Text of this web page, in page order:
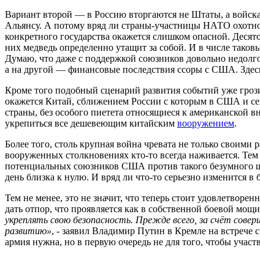
Вариант второй — в Россию вторгаются не Штаты, а
Альянсу. А потому вряд ли страны-участницы НАТО
конкретного государства окажется слишком опасной.
них медведь определенно утащит за собой. И в числе
Думаю, что даже с поддержкой союзников довольно
а на другой — финансовые последствия ссоры с США. Здесь
Кроме того подобный сценарий развития событий уже
окажется Китай, сближением России с которым в США и
страны, без особого пиетета относящиеся к американской
укрепиться все дешевеющим китайским вооружением.
Более того, столь крупная война чревата не только
вооруженных столкновениях кто-то всегда наживается.
потенциальных союзников США против такого безумного
день близка к нулю. И вряд ли что-то серьезно изменится
Тем не менее, это не значит, что теперь стоит
дать отпор, что проявляется как в собственной боевой
укреплять свою безопасность. Прежде всего, за счёт
развитию», - заявил Владимир Путин в Кремле на
армия нужна, но в первую очередь не для того, чтобы